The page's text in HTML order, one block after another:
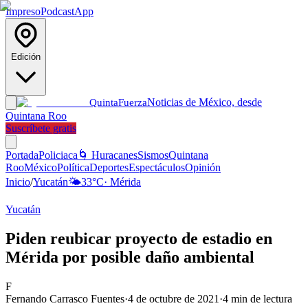
ImpresoPodcastApp
Edición
QuintaFuerzaNoticias de México, desde
Quintana Roo
Suscríbete gratis
PortadaPoliciaca 🌀 HuracanesSismosQuintana
RooMéxicoPolíticaDeportesEspectáculosOpinión
Inicio/Yucatán🌤️33°C· Mérida
Yucatán
Piden reubicar proyecto de estadio en
Mérida por posible daño ambiental
F
Fernando Carrasco Fuentes·4 de octubre de 2021 ·4 min de lectura